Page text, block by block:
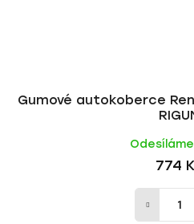
Gumové autokoberce
774